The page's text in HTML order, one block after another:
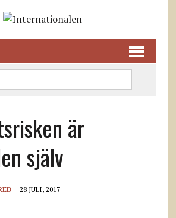
är
själv
28 JULI, 2017